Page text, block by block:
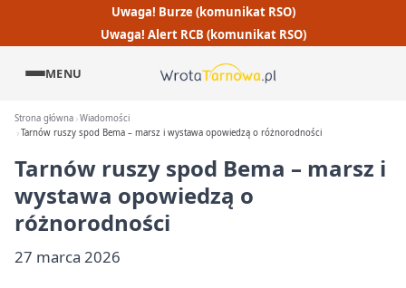
Uwaga! Burze (komunikat RSO)
Uwaga! Alert RCB (komunikat RSO)
MENU
Strona główna Wiadomości
Tarnów ruszy spod Bema – marsz i wystawa opowiedzą o różnorodności
Tarnów ruszy spod Bema – marsz i
wystawa opowiedzą o
różnorodności
27 marca 2026